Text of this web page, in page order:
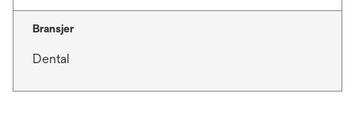
Bransjer
Dental